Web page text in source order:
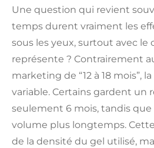
Une question qui revient
temps durent vraiment les
sous les yeux, surtout avec le
représente ? Contrairement
marketing de “12 à 18 mois”,
variable. Certains gardent un
seulement 6 mois, tandis
volume plus longtemps.
de la densité du gel utilisé,